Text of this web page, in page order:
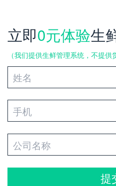
立即0元体验生
（我们提供生鲜管理系统，不提供
提